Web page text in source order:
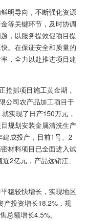
明导向，不断强化资源
等关键环节，及时协调
，以服务提效促项目提
。在保证安全和质量的
，全力以赴推进项目建
抢抓项目施工黄金期，
公司农产品加工项目于
实现了日产150万元，
规划安装金属清洗生产
成投产，目前1号、2
材料项目已全面进入试
2亿元，产品远销江、
稳较快增长，实现地区
产投资增长18.2%，规
总额增长4.5%。